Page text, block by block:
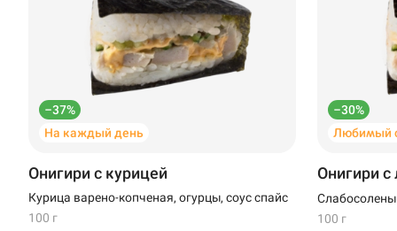
–37%
На каждый день
Онигири с курицей
Курица варено-копченая, огурцы, соус спайс
100 г
–30%
Любимый
Онигири с
100 г